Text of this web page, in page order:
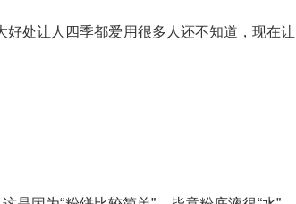
处让人四季都爱用很多人还不知道，现在让